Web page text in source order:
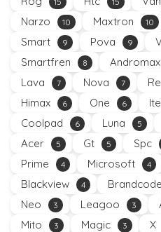
Narzo 10 Maxtron 10
Smart 9 Pova 9
Smartfren 8 Andromax
Lava 7 Nova 7
Himax 6 One 6
Coolpad 6 Luna 5
Acer 5 Gt 5 Spc
Prime 4 Microsoft 4
Blackview 4 Brandcode
Neo 3 Leagoo 3
Mito 3 Magic 3 X